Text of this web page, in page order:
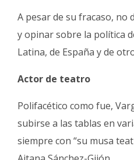
A pesar de su fracaso, no
y opinar sobre la política
Latina, de España y de
Actor de teatro
Polifacético como fue,
subirse a las tablas en
siempre con “su musa